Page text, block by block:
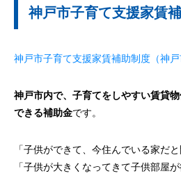
神戸市子育て支援家賃
神戸市子育て支援家賃補助制度（神戸
神戸市内で、子育てをしやすい賃貸
できる補助金です。
「子供ができて、今住んでいる家だ
「子供が大きくなってきて子供部屋